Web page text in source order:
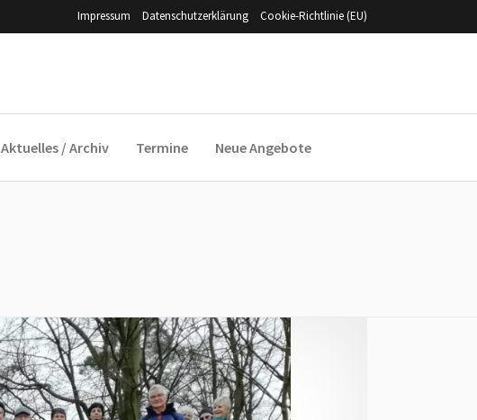
Impressum Datenschutzerklärung Cookie-Richtlinie (EU)
Aktuelles / Archiv Termine Neue Angebote